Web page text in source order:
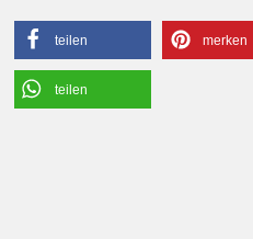
teilen merken
teilen